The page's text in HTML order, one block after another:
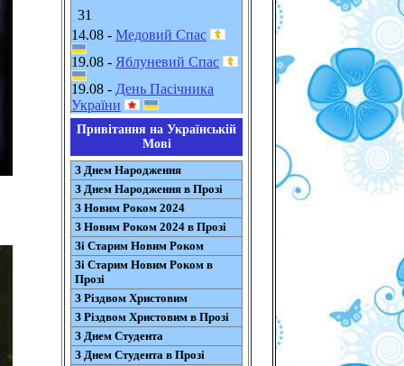
31
14.08 - Медовий Спас
19.08 - Яблуневий Спас
19.08 - День Пасічника
України
Привітання на Українській
Мові
З Днем Народження
З Днем Народження в Прозі
З Новим Роком 2024
З Новим Роком 2024 в Прозі
Зі Старим Новим Роком
Зі Старим Новим Роком в
Прозі
З Різдвом Христовим
З Різдвом Христовим в Прозі
З Днем Студента
З Днем Студента в Прозі